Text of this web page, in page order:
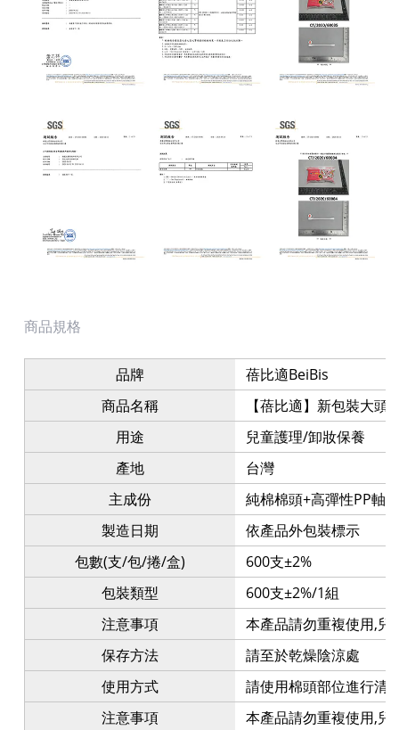
商品規格
品牌
蓓比適BeiBis
商品名稱
【蓓比適】新包裝大頭
用途
兒童護理/卸妝保養
產地
台灣
主成份
純棉棉頭+高彈性PP軸
製造日期
依產品外包裝標示
包數(支/包/捲/盒)
600支±2%
包裝類型
600支±2%/1組
注意事項
本產品請勿重複使用,兒
保存方法
請至於乾燥陰涼處
使用方式
請使用棉頭部位進行清
注意事項
本產品請勿重複使用,兒